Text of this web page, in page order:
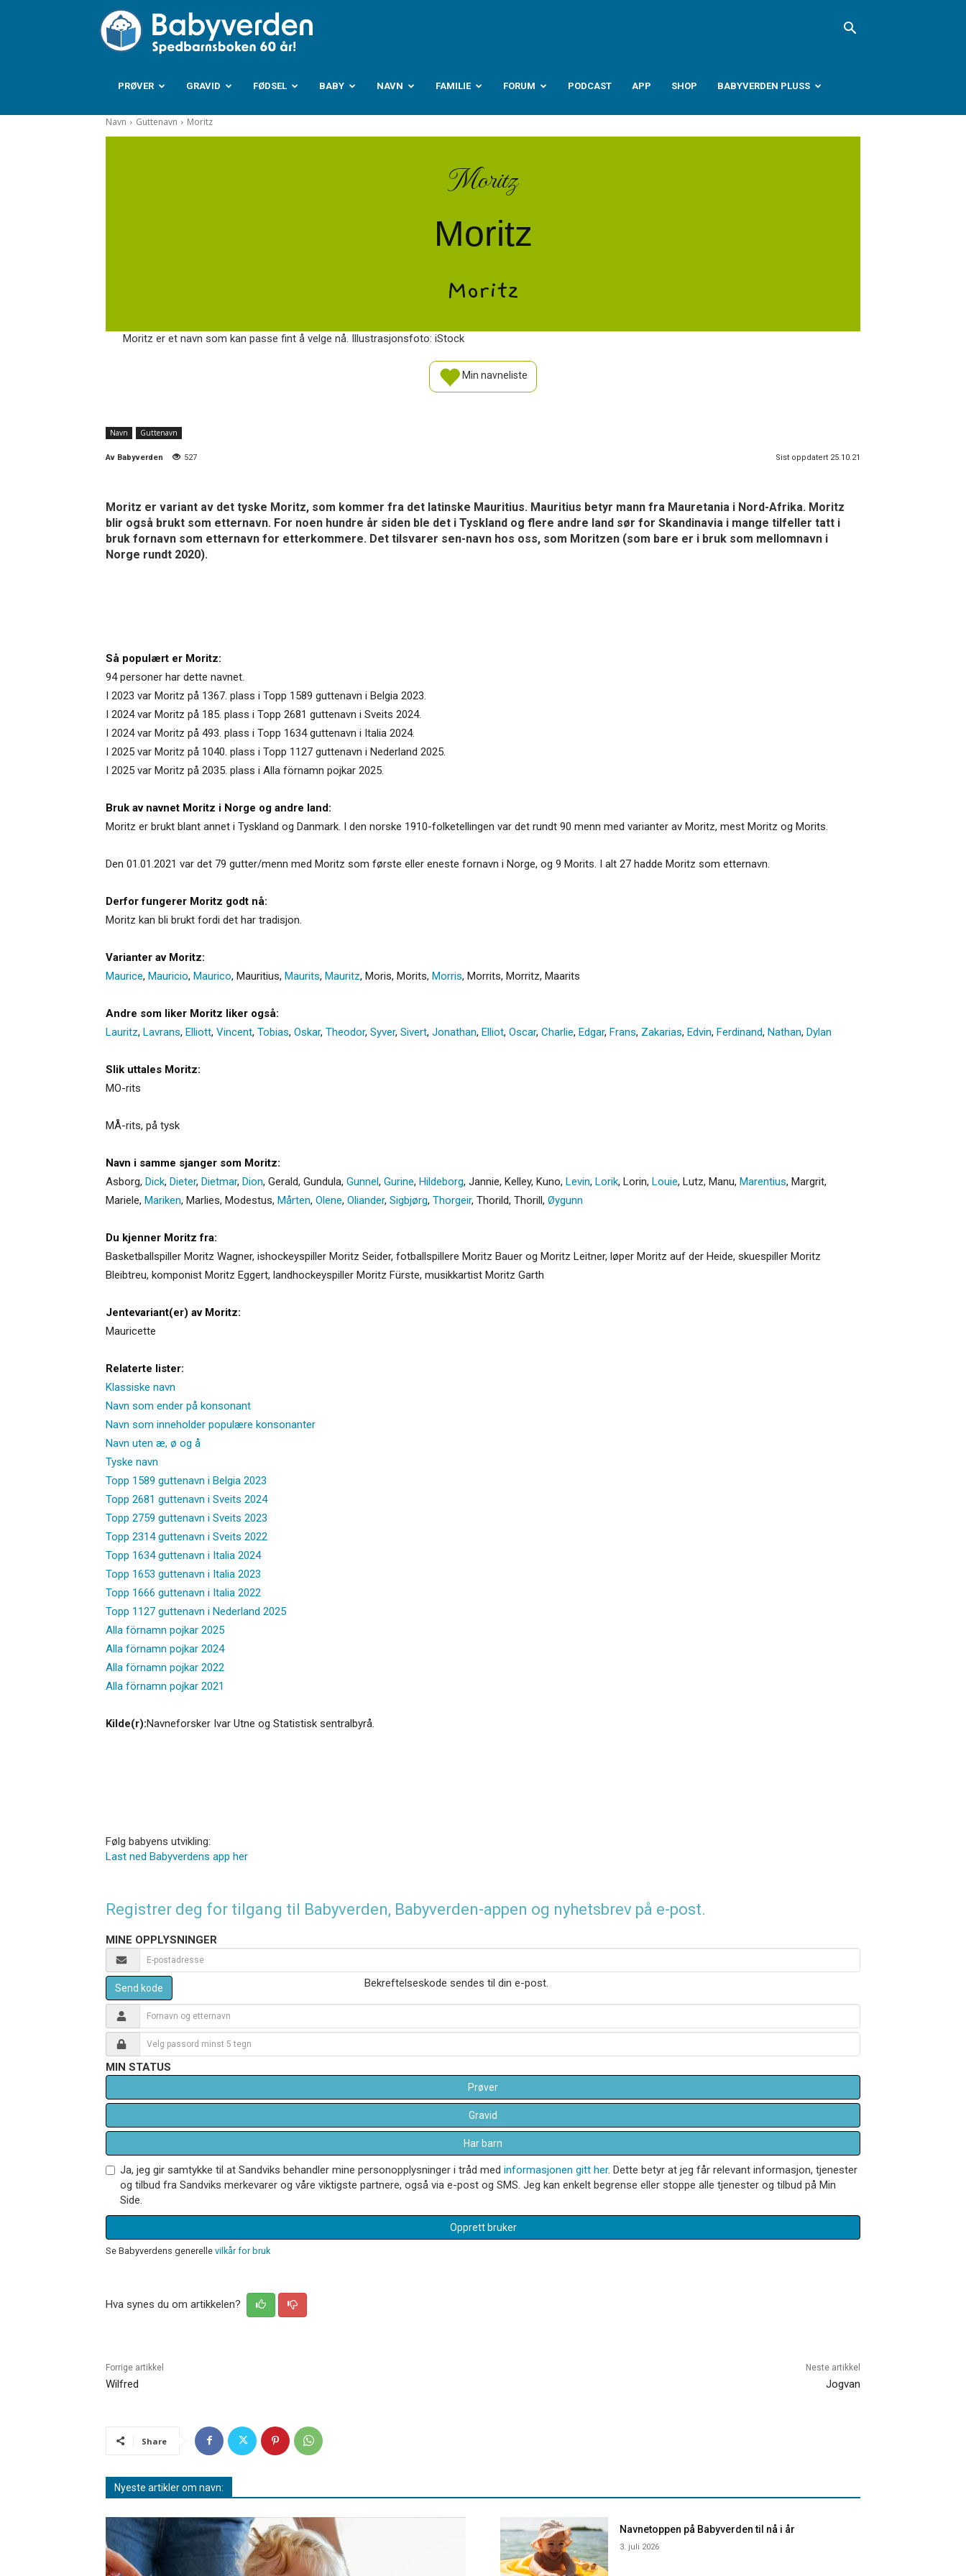
Babyverden.no
PRØVER GRAVID FØDSEL BABY NAVN FAMILIE FORUM PODCAST APP SHOP BABYVERDEN PLUSS
Navn Guttenavn Moritz
Moritz
Moritz
Moritz
Moritz er et navn som kan passe fint å velge nå. Illustrasjonsfoto: iStock
Min navneliste
Navn Guttenavn
Av Babyverden 527 Sist oppdatert 25.10.21
Moritz er variant av det tyske Moritz, som kommer fra det latinske Mauritius. Mauritius betyr mann fra Mauretania i Nord-Afrika. Moritz
blir også brukt som etternavn. For noen hundre år siden ble det i Tyskland og flere andre land sør for Skandinavia i mange tilfeller tatt i
bruk fornavn som etternavn for etterkommere. Det tilsvarer sen-navn hos oss, som Moritzen (som bare er i bruk som mellomnavn i
Norge rundt 2020).
Så populært er Moritz:
94 personer har dette navnet.
I 2023 var Moritz på 1367. plass i Topp 1589 guttenavn i Belgia 2023.
I 2024 var Moritz på 185. plass i Topp 2681 guttenavn i Sveits 2024.
I 2024 var Moritz på 493. plass i Topp 1634 guttenavn i Italia 2024.
I 2025 var Moritz på 1040. plass i Topp 1127 guttenavn i Nederland 2025.
I 2025 var Moritz på 2035. plass i Alla förnamn pojkar 2025.
Bruk av navnet Moritz i Norge og andre land:
Moritz er brukt blant annet i Tyskland og Danmark. I den norske 1910-folketellingen var det rundt 90 menn med varianter av Moritz, mest Moritz og Morits.
Den 01.01.2021 var det 79 gutter/menn med Moritz som første eller eneste fornavn i Norge, og 9 Morits. I alt 27 hadde Moritz som etternavn.
Derfor fungerer Moritz godt nå:
Moritz kan bli brukt fordi det har tradisjon.
Varianter av Moritz:
Maurice, Mauricio, Maurico, Mauritius, Maurits, Mauritz, Moris, Morits, Morris, Morrits, Morritz, Maarits
Andre som liker Moritz liker også:
Lauritz, Lavrans, Elliott, Vincent, Tobias, Oskar, Theodor, Syver, Sivert, Jonathan, Elliot, Oscar, Charlie, Edgar, Frans, Zakarias, Edvin, Ferdinand, Nathan, Dylan
Slik uttales Moritz:
MO-rits
MÅ-rits, på tysk
Navn i samme sjanger som Moritz:
Asborg, Dick, Dieter, Dietmar, Dion, Gerald, Gundula, Gunnel, Gurine, Hildeborg, Jannie, Kelley, Kuno, Levin, Lorik, Lorin, Louie, Lutz, Manu, Marentius, Margrit,
Mariele, Mariken, Marlies, Modestus, Mårten, Olene, Oliander, Sigbjørg, Thorgeir, Thorild, Thorill, Øygunn
Du kjenner Moritz fra:
Basketballspiller Moritz Wagner, ishockeyspiller Moritz Seider, fotballspillere Moritz Bauer og Moritz Leitner, løper Moritz auf der Heide, skuespiller Moritz
Bleibtreu, komponist Moritz Eggert, landhockeyspiller Moritz Fürste, musikkartist Moritz Garth
Jentevariant(er) av Moritz:
Mauricette
Relaterte lister:
Klassiske navn
Navn som ender på konsonant
Navn som inneholder populære konsonanter
Navn uten æ, ø og å
Tyske navn
Topp 1589 guttenavn i Belgia 2023
Topp 2681 guttenavn i Sveits 2024
Topp 2759 guttenavn i Sveits 2023
Topp 2314 guttenavn i Sveits 2022
Topp 1634 guttenavn i Italia 2024
Topp 1653 guttenavn i Italia 2023
Topp 1666 guttenavn i Italia 2022
Topp 1127 guttenavn i Nederland 2025
Alla förnamn pojkar 2025
Alla förnamn pojkar 2024
Alla förnamn pojkar 2022
Alla förnamn pojkar 2021
Kilde(r):Navneforsker Ivar Utne og Statistisk sentralbyrå.
Følg babyens utvikling:
Last ned Babyverdens app her
Registrer deg for tilgang til Babyverden, Babyverden-appen og nyhetsbrev på e-post.
MINE OPPLYSNINGER
Send kode Bekreftelseskode sendes til din e-post.
MIN STATUS
Prøver
Gravid
Har barn
Ja, jeg gir samtykke til at Sandviks behandler mine personopplysninger i tråd med informasjonen gitt her. Dette betyr at jeg får relevant informasjon, tjenester
og tilbud fra Sandviks merkevarer og våre viktigste partnere, også via e-post og SMS. Jeg kan enkelt begrense eller stoppe alle tjenester og tilbud på Min
Side.
Opprett bruker
Se Babyverdens generelle vilkår for bruk
Hva synes du om artikkelen?
Forrige artikkel
Wilfred
Neste artikkel
Jogvan
Share
Nyeste artikler om navn:
Navnetoppen på Babyverden til nå i år
3. juli 2026